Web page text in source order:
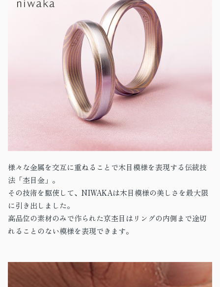
様々な金属を交互に重ねることで木目模様を表現する伝統技
法「杢目金」。
その技術を駆使して、NIWAKAは木目模様の美しさを最大限
に引き出しました。
高品位の素材のみで作られた京杢目はリングの内側まで途切
れることのない模様を表現できます。